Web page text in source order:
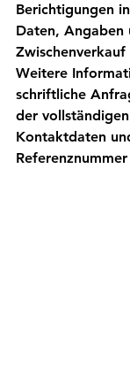
Berichtigungen
Daten, Angaben
Weitere
schriftliche
der
Kontaktdaten